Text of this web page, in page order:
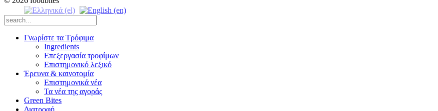
Γνωρίστε τα Τρόφιμα
Ingredients
Επεξεργασία τροφίμων
Επιστημονικό λεξικό
Έρευνα & καινοτομία
Επιστημονικά νέα
Τα νέα της αγοράς
Green Bites
Διατροφή